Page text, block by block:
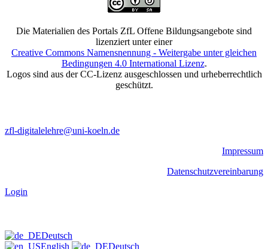
Die Materialien des Portals ZfL Offene Bildungsangebote sind
lizenziert unter einer
Creative Commons Namensnennung - Weitergabe unter gleichen
Bedingungen 4.0 International Lizenz.
Logos sind aus der CC-Lizenz ausgeschlossen und urheberrechtlich
geschützt.
zfl-digitalelehre@uni-koeln.de
Impressum
Datenschutzvereinbarung
Login
Deutsch
English
Deutsch